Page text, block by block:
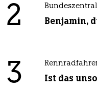
2 Benjamin,
3 Ist das